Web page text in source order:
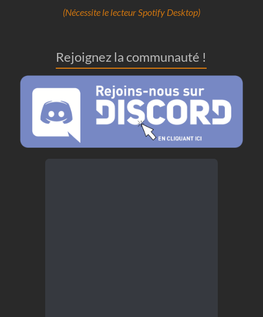
(Nécessite le lecteur Spotify Desktop)
Rejoignez la communauté !